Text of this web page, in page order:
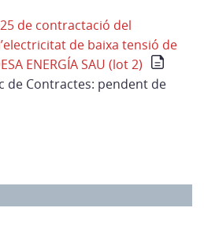
de contractació del
de baixa tensió de
ENERGÍA SAU (lot 2)
de Contractes: pendent de